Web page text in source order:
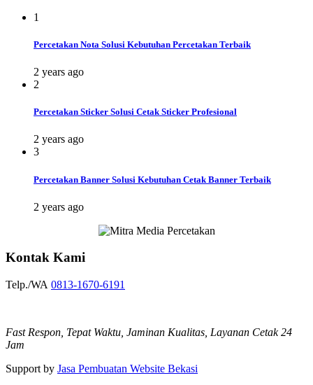
1
Percetakan Nota Solusi Kebutuhan Percetakan Terbaik
2 years ago
2
Percetakan Sticker Solusi Cetak Sticker Profesional
2 years ago
3
Percetakan Banner Solusi Kebutuhan Cetak Banner Terbaik
2 years ago
Kontak Kami
Telp./WA 0813-1670-6191
Fast Respon, Tepat Waktu, Jaminan Kualitas, Layanan Cetak 24
Jam
Support by Jasa Pembuatan Website Bekasi